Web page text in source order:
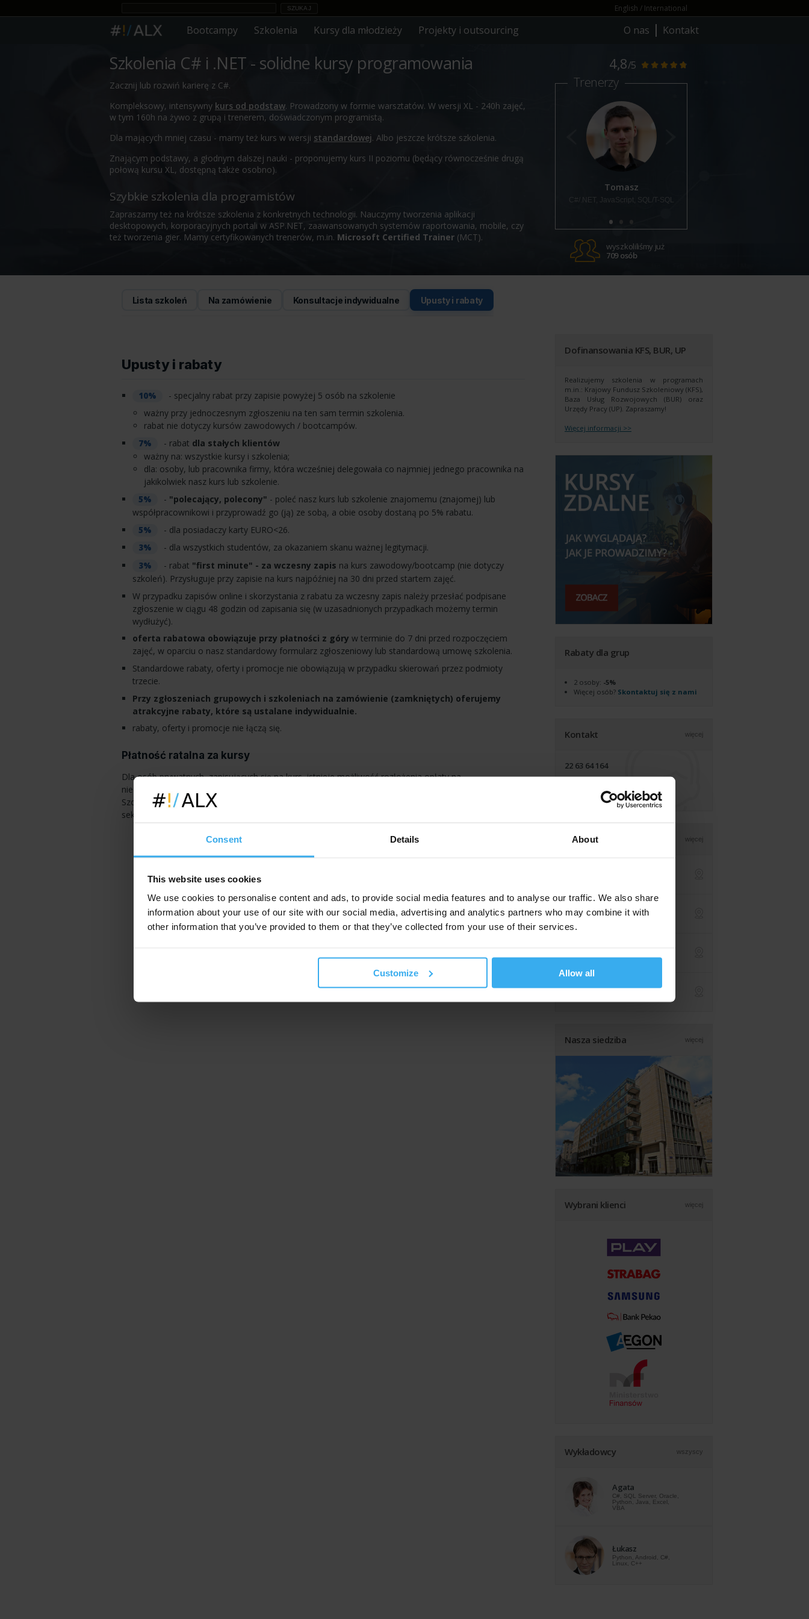
Consent Details About
This website uses cookies
We use cookies to personalise content and ads, to provide social media features and to analyse our traffic. We also share
information about your use of our site with our social media, advertising and analytics partners who may combine it with
other information that you’ve provided to them or that they’ve collected from your use of their services.
Customize Allow all
English / International
Bootcampy Szkolenia Kursy dla młodzieży Projekty i outsourcing O nas Kontakt
Szkolenia C# i .NET - solidne kursy programowania
Zacznij lub rozwiń karierę z C#.
Kompleksowy, intensywny kurs od podstaw. Prowadzony w formie warsztatów. W wersji XL - 240h zajęć,
w tym 160h na żywo z grupą i trenerem, doświadczonym programistą.
Dla mających mniej czasu - mamy też kurs w wersji standardowej. Albo jeszcze krótsze szkolenia.
Znającym podstawy, a głodnym dalszej nauki - proponujemy kurs II poziomu (będący równocześnie drugą
połową kursu XL, dostępną także osobno).
Szybkie szkolenia dla programistów
Zapraszamy też na krótsze szkolenia z konkretnych technologii. Nauczymy tworzenia aplikacji
desktopowych, korporacyjnych portali w ASP.NET, zaawansowanych systemów raportowania, mobile, czy
też tworzenia gier. Mamy certyfikowanych trenerów, m.in. Microsoft Certified Trainer (MCT).
4,8/5
Trenerzy
Tomasz
C#/.NET, JavaScript, SQL/T-SQL
wyszkoliliśmy już
709 osób
Lista szkoleń Na zamówienie Konsultacje indywidualne Upusty i rabaty
Upusty i rabaty
10%
- specjalny rabat przy zapisie powyżej 5 osób na szkolenie
ważny przy jednoczesnym zgłoszeniu na ten sam termin szkolenia.
rabat nie dotyczy kursów zawodowych / bootcampów.
7% - rabat dla stałych klientów
ważny na: wszystkie kursy i szkolenia;
dla: osoby, lub pracownika firmy, która wcześniej delegowała co najmniej jednego pracownika na
jakikolwiek nasz kurs lub szkolenie.
5% - "polecający, polecony" - poleć nasz kurs lub szkolenie znajomemu (znajomej) lub
współpracownikowi i przyprowadź go (ją) ze sobą, a obie osoby dostaną po 5% rabatu.
5% - dla posiadaczy karty EURO<26.
3% - dla wszystkich studentów, za okazaniem skanu ważnej legitymacji.
3% - rabat "first minute" - za wczesny zapis na kurs zawodowy/bootcamp (nie dotyczy
szkoleń). Przysługuje przy zapisie na kurs najpóźniej na 30 dni przed startem zajęć.
W przypadku zapisów online i skorzystania z rabatu za wczesny zapis należy przesłać podpisane
zgłoszenie w ciągu 48 godzin od zapisania się (w uzasadnionych przypadkach możemy termin
wydłużyć).
oferta rabatowa obowiązuje przy płatności z góry w terminie do 7 dni przed rozpoczęciem
zajęć, w oparciu o nasz standardowy formularz zgłoszeniowy lub standardową umowę szkolenia.
Standardowe rabaty, oferty i promocje nie obowiązują w przypadku skierowań przez podmioty
trzecie.
Przy zgłoszeniach grupowych i szkoleniach na zamówienie (zamkniętych) oferujemy
atrakcyjne rabaty, które są ustalane indywidualnie.
rabaty, oferty i promocje nie łączą się.
Płatność ratalna za kursy
Dla osób prywatnych, zapisujących się na kurs, istnieje możliwość rozłożenia opłaty na
nieoprocentowane raty. Przy płatności w ratach nie stosuje się jednak rabatów ani promocji.
Szczegółowe informacje o płatności ratalnej znajdują się
sekretariat.
Dofinansowania KFS, BUR, UP
Realizujemy szkolenia w programach
m.in.: Krajowy Fundusz Szkoleniowy (KFS),
Baza Usług Rozwojowych (BUR) oraz
Urzędy Pracy (UP). Zapraszamy!
Więcej informacji >>
Rabaty dla grup
2 osoby: -5%
Więcej osób? Skontaktuj się z nami
Kontakt więcej
22 63 64 164
akademia@alx.pl
biuro czynne pon-pt, 9:00-17:00
Lokalizacje więcej
Online na żywo
z dowolnej lokalizacji
św. Filipa 23
Londyn (UK)
Nasza siedziba więcej
Wybrani klienci więcej
Wykładowcy wszyscy
Agata
C#, SQL Server, Oracle,
Python, Java, Excel,
VBA
Łukasz
Python, Android, C#,
Linux, C++